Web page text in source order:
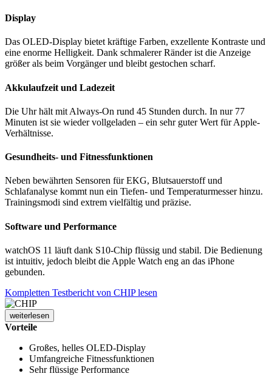
Display
Das OLED-Display bietet kräftige Farben, exzellente Kontraste und
eine enorme Helligkeit. Dank schmalerer Ränder ist die Anzeige
größer als beim Vorgänger und bleibt gestochen scharf.
Akkulaufzeit und Ladezeit
Die Uhr hält mit Always-On rund 45 Stunden durch. In nur 77
Minuten ist sie wieder vollgeladen – ein sehr guter Wert für Apple-
Verhältnisse.
Gesundheits- und Fitnessfunktionen
Neben bewährten Sensoren für EKG, Blutsauerstoff und
Schlafanalyse kommt nun ein Tiefen- und Temperaturmesser hinzu.
Trainingsmodi sind extrem vielfältig und präzise.
Software und Performance
watchOS 11 läuft dank S10-Chip flüssig und stabil. Die Bedienung
ist intuitiv, jedoch bleibt die Apple Watch eng an das iPhone
gebunden.
Kompletten Testbericht von CHIP lesen
weiterlesen
Vorteile
Großes, helles OLED-Display
Umfangreiche Fitnessfunktionen
Sehr flüssige Performance